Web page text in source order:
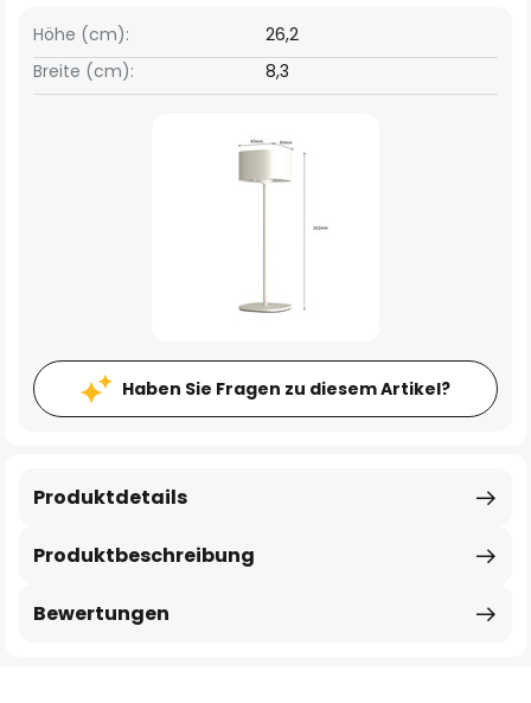
Breite (cm): 8,3
Höhe (cm): 26,2
Haben Sie Fragen zu diesem Artikel?
Produktbeschreibung
Produktdetails
Bewertungen